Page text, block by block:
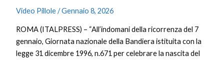
Video Pillole/Gennaio 8, 2026
ROMA (ITALPRESS) – “All’indomani della ricorrenza del 7
gennaio, Giornata nazionale della Bandiera istituita con la
legge 31 dicembre 1996, n.671 per celebrare la nascita del